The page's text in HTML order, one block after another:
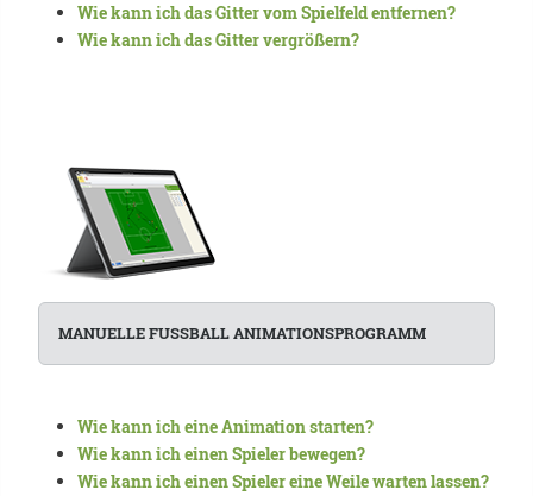
Wie kann ich das Gitter vom Spielfeld entfernen?
Wie kann ich das Gitter vergrößern?
MANUELLE FUSSBALL ANIMATIONSPROGRAMM
Wie kann ich eine Animation starten?
Wie kann ich einen Spieler bewegen?
Wie kann ich einen Spieler eine Weile warten lassen?